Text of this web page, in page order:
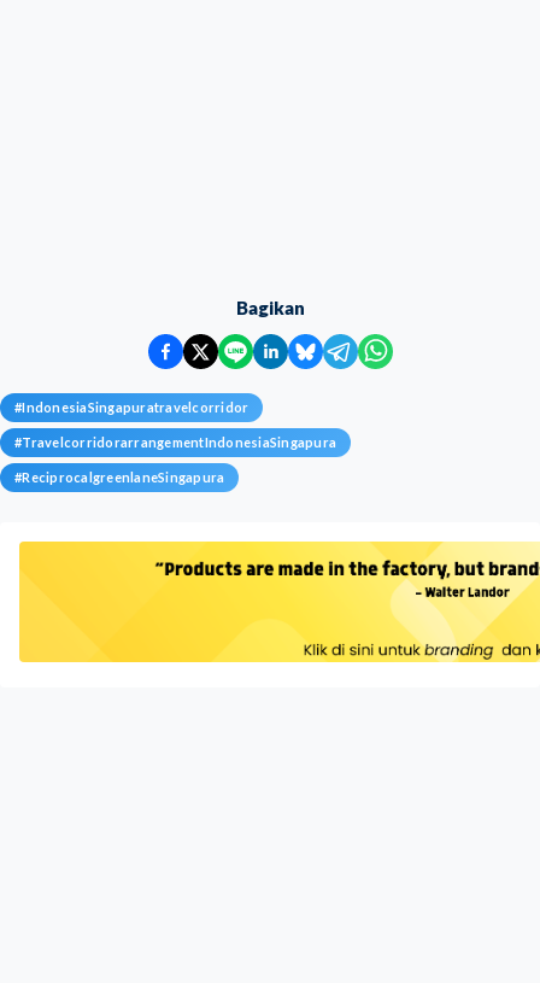
Bagikan
#IndonesiaSingapuratravelcorridor
#TravelcorridorarrangementIndonesiaSingapura
#ReciprocalgreenlaneSingapura